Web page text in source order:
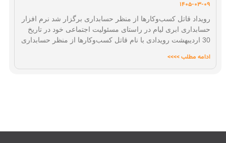
1405-03-09
رویداد قاتل کسب‌وکارها از منظر حسابداری برگزار شد نرم افزار
حسابداری ابری لیام در راستای مسئولیت اجتماعی خود در تاریخ
30 اردیبهشت رویدادی با نام قاتل کسب‌وکارها از منظر حسابداری
ادامه مطلب >>>>